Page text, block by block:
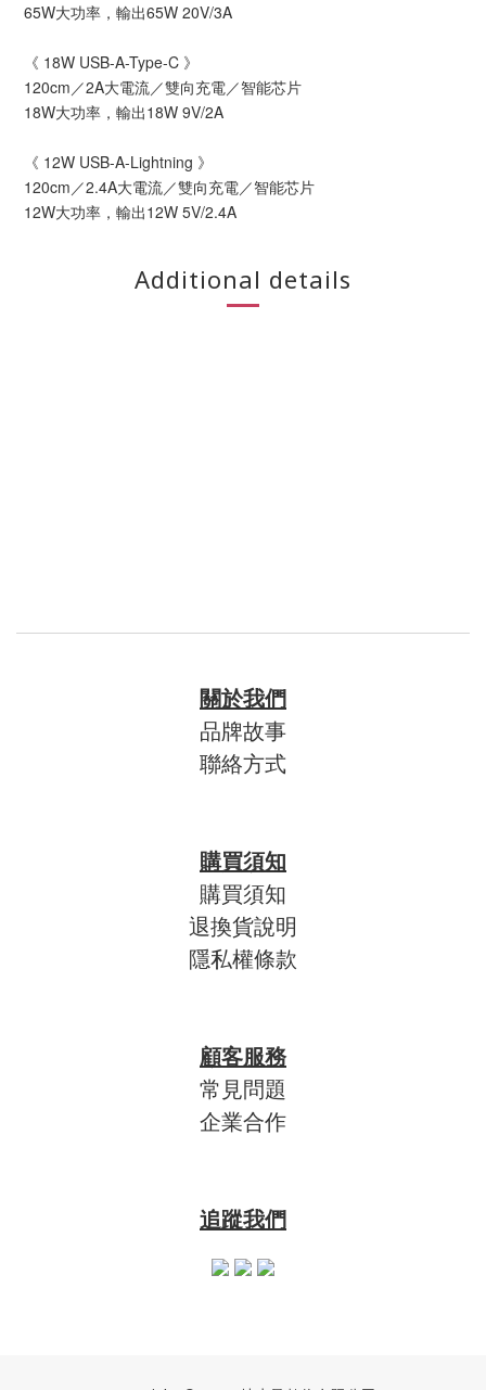
65W大功率，輸出65W 20V/3A
《 18W USB-A-Type-C 》
120cm／2A大電流／雙向充電／智能芯片
18W大功率，輸出18W 9V/2A
《 12W USB-A-Lightning 》
120cm／2.4A大電流／雙向充電／智能芯片
12W大功率，輸出12W 5V/2.4A
Additional details
關於我們
品牌故事
聯絡方式
購買須知
購買須知
退換貨說明
隱私權條款
顧客服務
常見問題
企業合作
追蹤我們